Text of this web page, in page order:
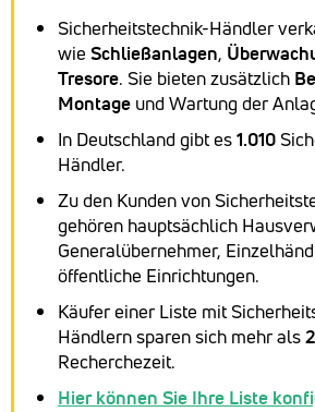
Sicherheitstechnik-Händler
wie Schließanlagen,
Tresore. Sie bieten zusätzlich
Montage und Wartung der
In Deutschland gibt es1.010
Händler.
Zu den Kunden von
gehören hauptsächlich
Generalübernehmer,
öffentliche Einrichtungen.
Käufer einer Liste mit
Händlern sparen sich mehr als
Recherchezeit.
Hier können Sie Ihre Liste